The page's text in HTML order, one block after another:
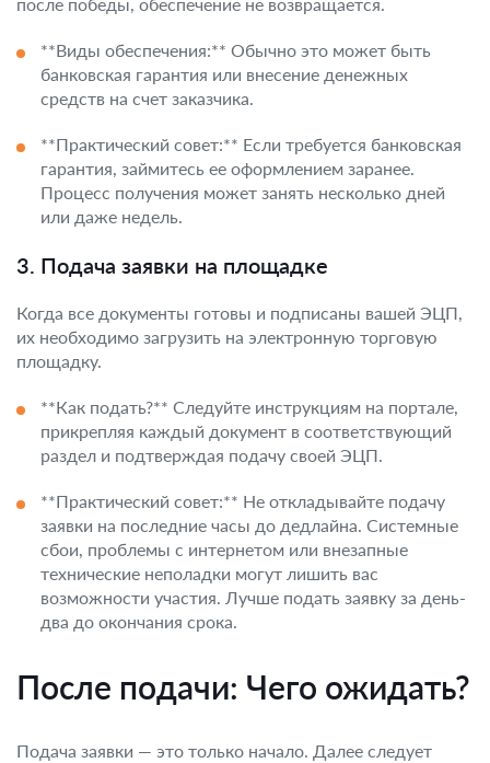
**Виды обеспечения:** Обычно это может быть
банковская гарантия или внесение денежных
средств на счет заказчика.
**Практический совет:** Если требуется банковская
гарантия, займитесь ее оформлением заранее.
Процесс получения может занять несколько дней
или даже недель.
3. Подача заявки на площадке
Когда все документы готовы и подписаны вашей ЭЦП,
их необходимо загрузить на электронную торговую
площадку.
**Как подать?** Следуйте инструкциям на портале,
прикрепляя каждый документ в соответствующий
раздел и подтверждая подачу своей ЭЦП.
**Практический совет:** Не откладывайте подачу
заявки на последние часы до дедлайна. Системные
сбои, проблемы с интернетом или внезапные
технические неполадки могут лишить вас
возможности участия. Лучше подать заявку за день-
два до окончания срока.
После подачи: Чего ожидать?
Подача заявки — это только начало. Далее следует